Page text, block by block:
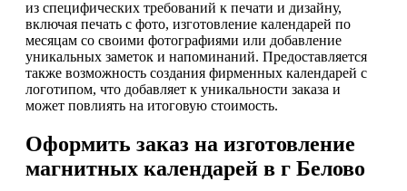
из специфических требований к печати и дизайну,
включая печать с фото, изготовление календарей по
месяцам со своими фотографиями или добавление
уникальных заметок и напоминаний. Предоставляется
также возможность создания фирменных календарей с
логотипом, что добавляет к уникальности заказа и
может повлиять на итоговую стоимость.
Оформить заказ на изготовление
магнитных календарей в г Белово